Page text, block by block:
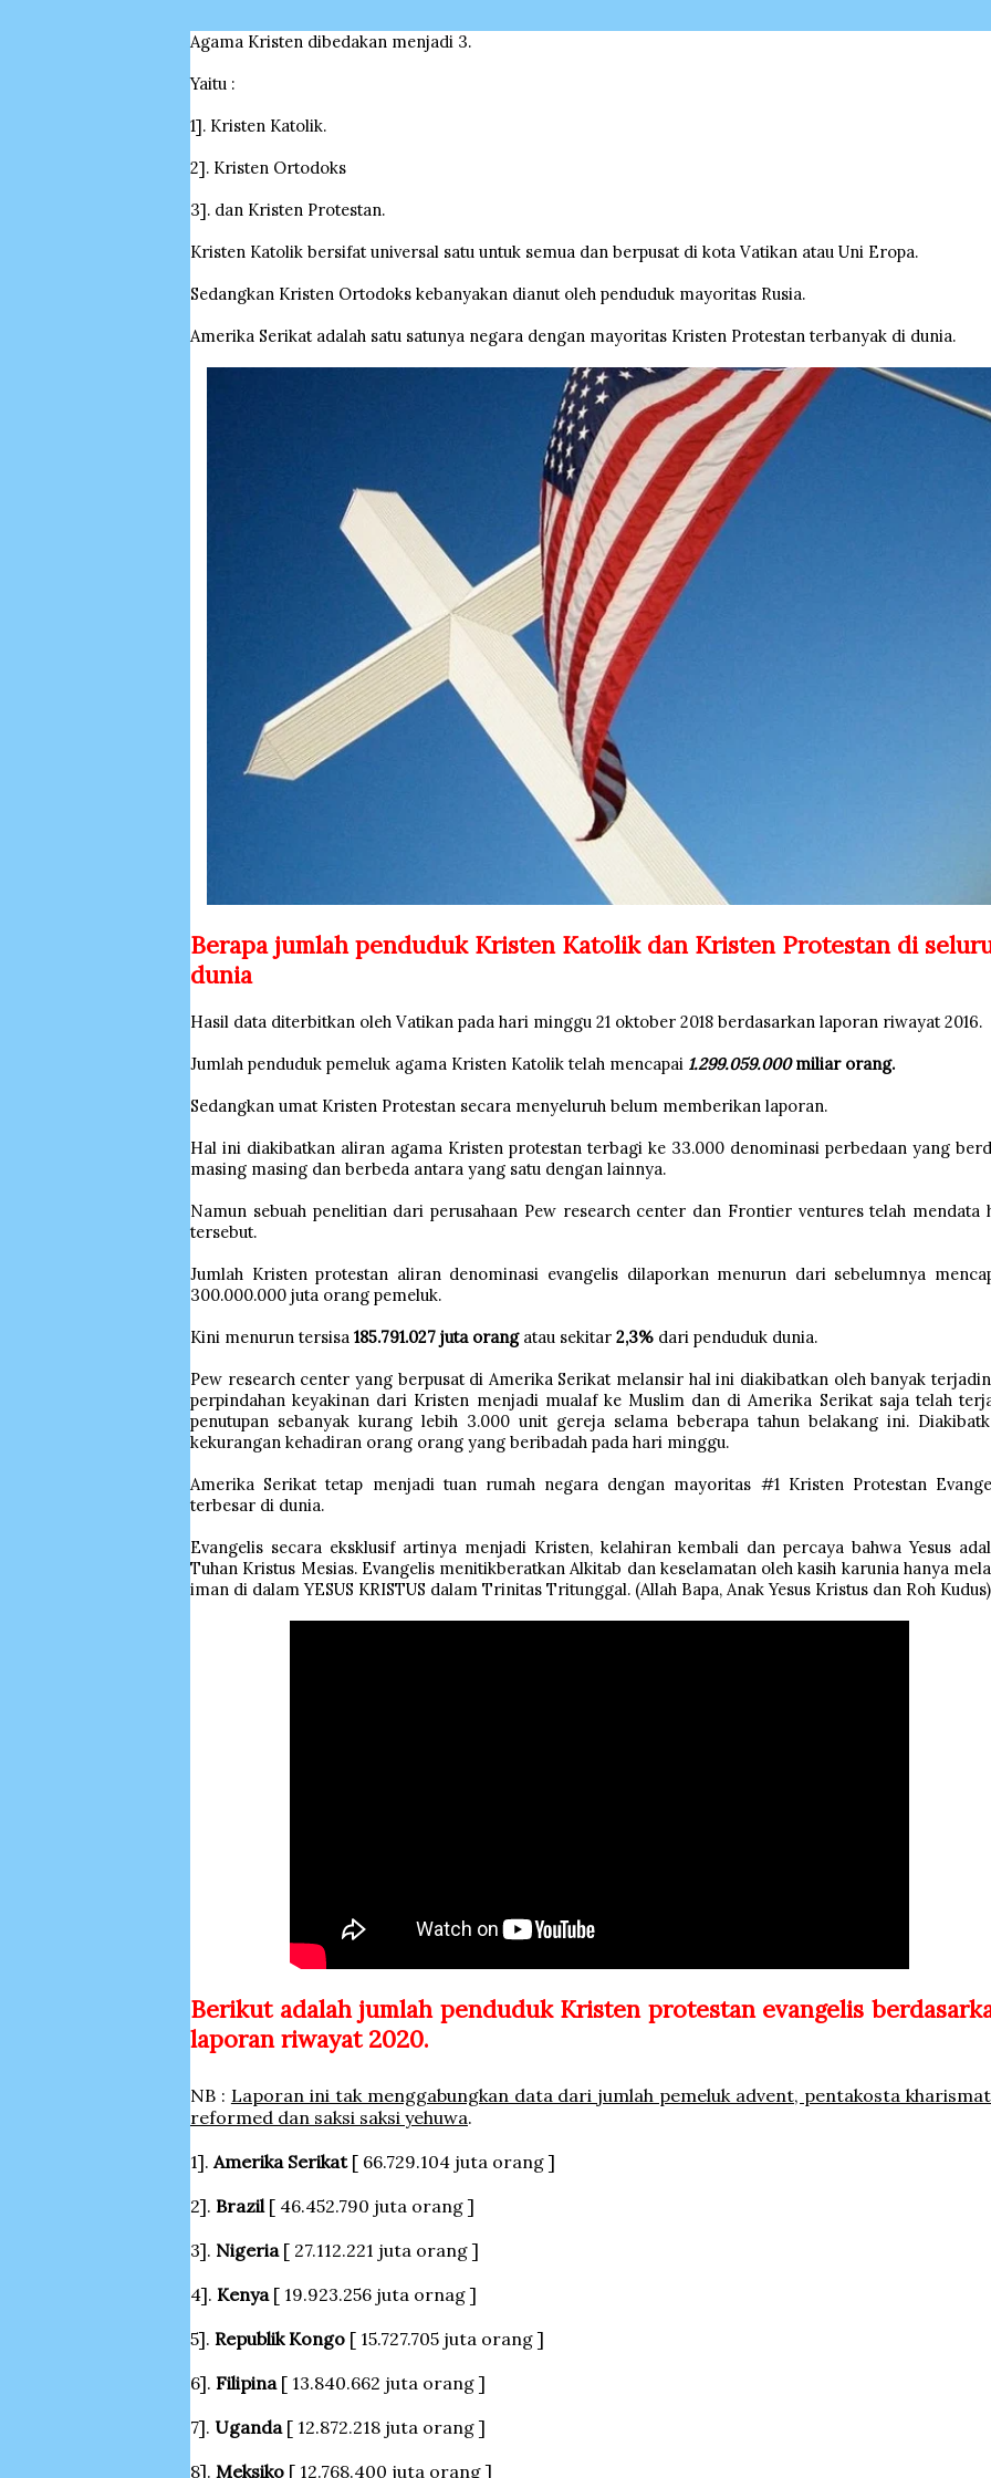
Agama Kristen dibedakan menjadi 3.
Yaitu :
1]. Kristen Katolik.
2]. Kristen Ortodoks
3]. dan Kristen Protestan.
Kristen Katolik bersifat universal satu untuk semua dan berpusat di kota Vatikan atau Uni Eropa.
Sedangkan Kristen Ortodoks kebanyakan dianut oleh penduduk mayoritas Rusia.
Amerika Serikat adalah satu satunya negara dengan mayoritas Kristen Protestan terbanyak di dunia.
Berapa jumlah penduduk Kristen Katolik dan Kristen Protestan di
dunia
Hasil data diterbitkan oleh Vatikan pada hari minggu 21 oktober 2018 berdasarkan laporan riwayat 2016.
Jumlah penduduk pemeluk agama Kristen Katolik telah mencapai 1.299.059.000miliar orang.
Sedangkan umat Kristen Protestan secara menyeluruh belum memberikan laporan.
Hal ini diakibatkan aliran agama Kristen protestan terbagi ke 33.000 denominasi perbedaan yang
masing masing dan berbeda antara yang satu dengan lainnya.
Namun sebuah penelitian dari perusahaan Pew research center dan Frontier ventures telah mendata
tersebut.
Jumlah Kristen protestan aliran denominasi evangelis dilaporkan menurun dari sebelumnya
300.000.000 juta orang pemeluk.
Kini menurun tersisa 185.791.027 juta orangatau sekitar 2,3% dari penduduk dunia.
Pew research center yang berpusat di Amerika Serikat melansir hal ini diakibatkan oleh banyak
perpindahan keyakinan dari Kristen menjadi mualaf ke Muslim dan di Amerika Serikat saja telah
penutupan sebanyak kurang lebih 3.000 unit gereja selama beberapa tahun belakang ini.
kekurangan kehadiran orang orang yang beribadah pada hari minggu.
Amerika Serikat tetap menjadi tuan rumah negara dengan mayoritas #1 Kristen Protestan
terbesar di dunia.
Evangelis secara eksklusif artinya menjadi Kristen, kelahiran kembali dan percaya bahwa Yesus
Tuhan Kristus Mesias. Evangelis menitikberatkan Alkitab dan keselamatan oleh kasih karunia hanya
iman di dalam YESUS KRISTUS dalam Trinitas Tritunggal. (Allah Bapa, Anak Yesus Kristus dan Roh
Berikut adalah jumlah penduduk Kristen protestan evangelis
laporan riwayat 2020.
NB : Laporan ini tak menggabungkan data dari jumlah pemeluk advent, pentakosta
reformed dan saksi saksi yehuwa.
1]. Amerika Serikat[ 66.729.104 juta orang ]
2]. Brazil [ 46.452.790 juta orang ]
3]. Nigeria[ 27.112.221 juta orang ]
4]. Kenya[ 19.923.256 juta ornag ]
5]. Republik Kongo [ 15.727.705 juta orang ]
6]. Filipina [ 13.840.662 juta orang ]
7]. Uganda[ 12.872.218 juta orang ]
8]. Meksiko [ 12.768.400 juta orang ]